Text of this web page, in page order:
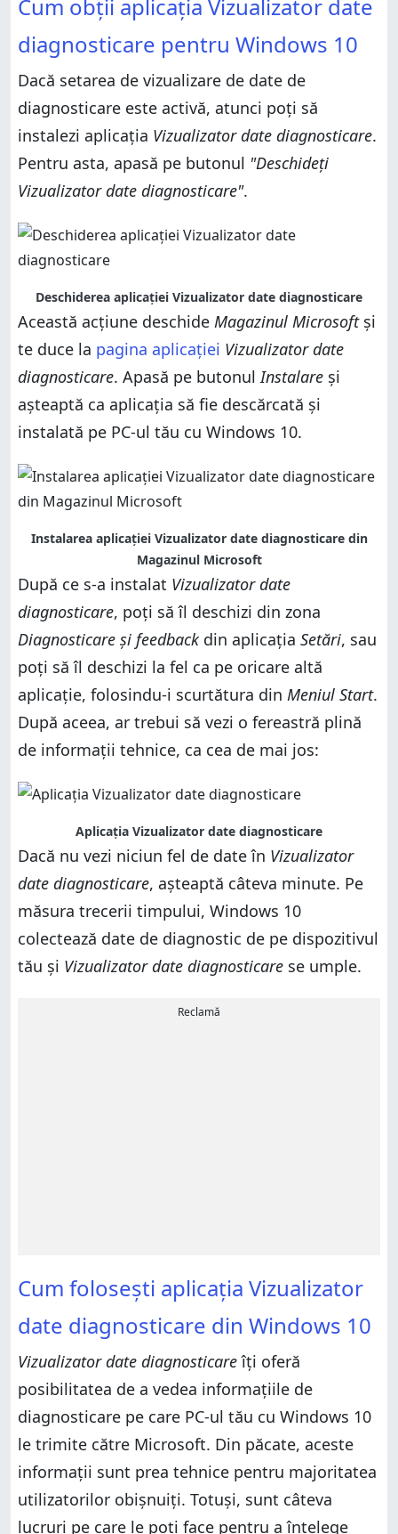
Cum obții aplicația Vizualizator date
diagnosticare pentru Windows 10
Dacă setarea de vizualizare de date de
diagnosticare este activă, atunci poți să
instalezi aplicația Vizualizator date diagnosticare.
Pentru asta, apasă pe butonul "Deschideți
Vizualizator date diagnosticare".
Deschiderea aplicației Vizualizator date diagnosticare
Această acțiune deschide Magazinul Microsoftși
te duce la pagina aplicației Vizualizator date
diagnosticare. Apasă pe butonulInstalare și
așteaptă ca aplicația să fie descărcată și
instalată pe PC-ul tău cu Windows 10.
Instalarea aplicației Vizualizator date diagnosticare din
Magazinul Microsoft
După ce s-a instalat Vizualizator date
diagnosticare, poți să îl deschizi din zona
Diagnosticare și feedbackdin aplicația Setări, sau
poți să îl deschizi la fel ca pe oricare altă
aplicație, folosindu-i scurtătura din Meniul Start.
După aceea, ar trebui să vezi o fereastră plină
de informații tehnice, ca cea de mai jos:
Aplicația Vizualizator date diagnosticare
Dacă nu vezi niciun fel de date în Vizualizator
date diagnosticare, așteaptă câteva minute. Pe
măsura trecerii timpului, Windows 10
colectează date de diagnostic de pe dispozitivul
tău și Vizualizator date diagnosticare se umple.
Reclamă
Cum folosești aplicația Vizualizator
date diagnosticare din Windows 10
Vizualizator date diagnosticareîți oferă
posibilitatea de a vedea informațiile de
diagnosticare pe care PC-ul tău cu Windows 10
le trimite către Microsoft. Din păcate, aceste
informații sunt prea tehnice pentru majoritatea
utilizatorilor obișnuiți. Totuși, sunt câteva
lucruri pe care le poți face pentru a înțelege